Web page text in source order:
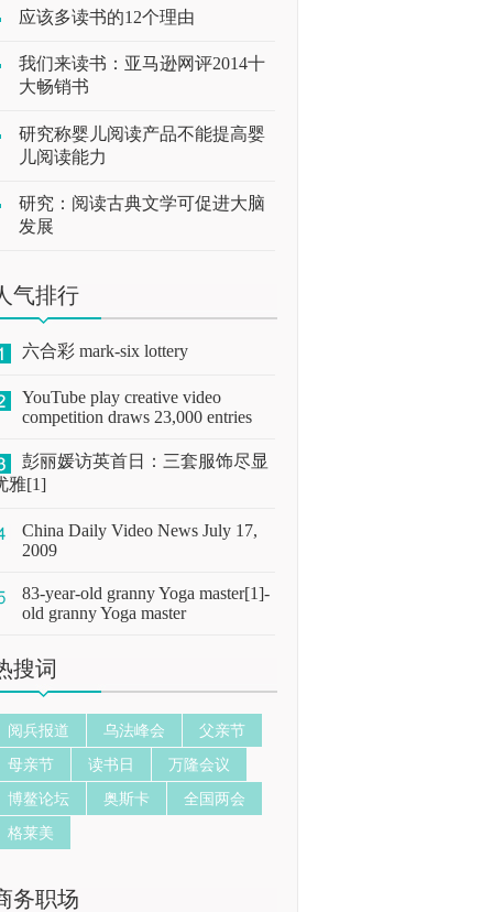
应该多读书的12个理由
我们来读书：亚马逊网评2014十
大畅销书
研究称婴儿阅读产品不能提高婴
儿阅读能力
研究：阅读古典文学可促进大脑
发展
气排行
六合彩 mark-six lottery
YouTube play creative video
competition draws 23,000 entries
彭丽媛访英首日：三套服饰尽显
雅[1]
China Daily Video News July 17,
2009
83-year-old granny Yoga master[1]-
old granny Yoga master
搜词
阅兵报道 乌法峰会
父亲节
母亲节
读书日
万隆会议
博鳌论坛
奥斯卡
全国两会
格莱美
务职场